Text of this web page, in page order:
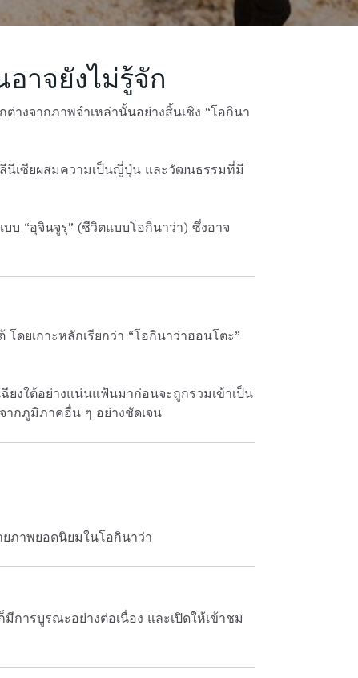
าจยังไม่รู้จัก
างจากภาพจำเหล่านั้นอย่างสิ้นเชิง “โอกินา
นีเซียผสมความเป็นญี่ปุ่น และวัฒนธรรมที่มี
บ “อุจินจูรุ” (ชีวิตแบบโอกินาว่า) ซึ่งอาจ
ดยเกาะหลักเรียกว่า “โอกินาว่าฮอนโตะ”
ยงใต้อย่างแน่นแฟ้นมาก่อนจะถูกรวมเข้าเป็น
กภูมิภาคอื่น ๆ อย่างชัดเจน
ภาพยอดนิยมในโอกินาว่า
การบูรณะอย่างต่อเนื่อง และเปิดให้เข้าชม